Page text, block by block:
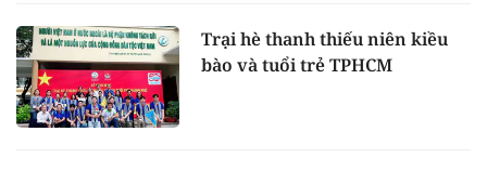
Trại hè thanh thiếu niên kiều
bào và tuổi trẻ TPHCM